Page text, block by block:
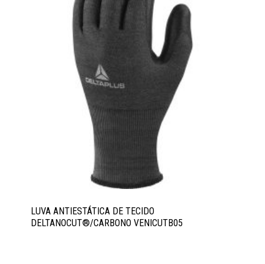
LUVA ANTIESTÁTICA DE TECIDO
DELTANOCUT®/CARBONO VENICUTB05